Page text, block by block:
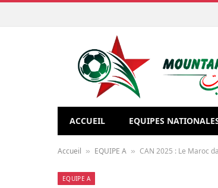
ACCUEIL EQUIPES
Accueil » EQUIPE A » CAN 2025 : Le Maroc
EQUIPE A